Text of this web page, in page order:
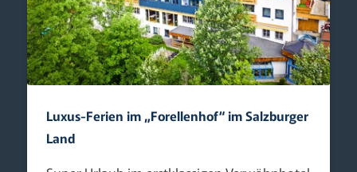
Luxus-Ferien im „Forellenhof“ im Salzburger
Land